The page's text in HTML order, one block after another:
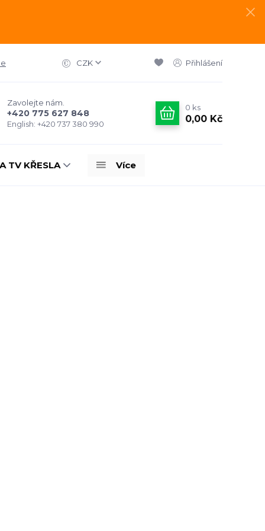
CZK Přihlášení
Zavolejte nám.
+420 775 627 848
English: +420 737 380 990
0 ks
0,00 Kč
TV KŘESLA Více